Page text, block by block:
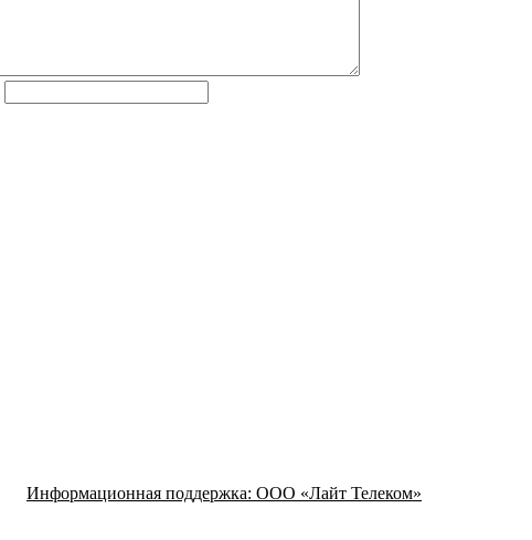
Информационная поддержка: ООО «Лайт Телеком»